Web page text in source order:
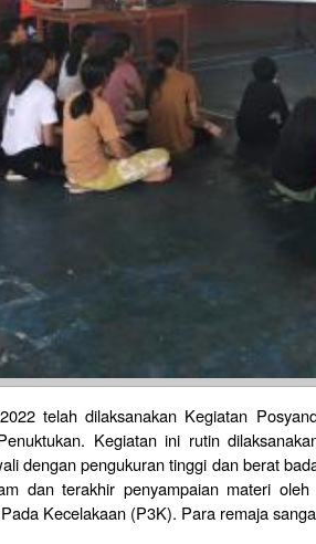
telah dilaksanakan Kegiatan
Kegiatan ini rutin
dengan pengukuran tinggi dan berat
dan terakhir penyampaian materi
Kecelakaan (P3K). Para remaja